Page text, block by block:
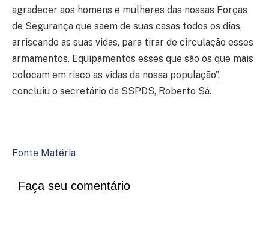
agradecer aos homens e mulheres das nossas Forças
de Segurança que saem de suas casas todos os dias,
arriscando as suas vidas, para tirar de circulação esses
armamentos. Equipamentos esses que são os que mais
colocam em risco as vidas da nossa população”,
concluiu o secretário da SSPDS, Roberto Sá.
Fonte Matéria
Faça seu comentário